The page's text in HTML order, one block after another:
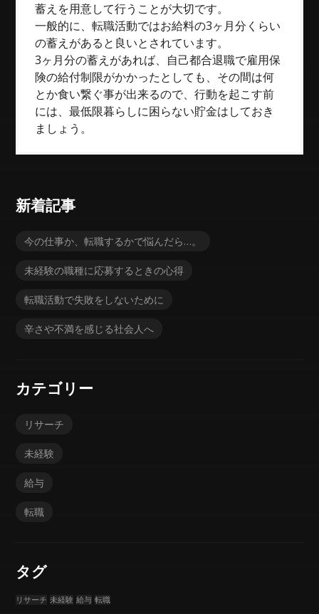
蓄えを用意して行うことが大切です。
一般的に、転職活動ではお給料の3ヶ月分くらい
の蓄えがあると良いとされています。
3ヶ月分の蓄えがあれば、自己都合退職で雇用保
険の給付制限がかかったとしても、その間は何
とか食い繋ぐ事が出来るので、行動を起こす前
には、最低限暮らしに困らない貯金はしておき
ましょう。
新着記事
今の仕事か、転職するかで悩んだら…。
未経験の職種に応募するときの心得
転職活動で失敗をしないために
辛さや不満を感じる社会人へ
カテゴリー
リサーチ
未経験
給与
転職
タグ
リサーチ 未経験 給与 転職